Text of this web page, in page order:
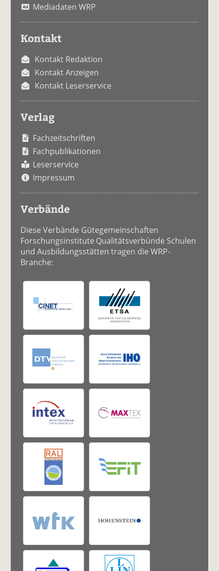
Mediadaten WRP
Kontakt
Kontakt Redaktion
Kontakt Anzeigen
Kontakt Leserservice
Verlag
Fachzeitschriften
Fachpublikationen
Leserservice
Impressum
Verbände
Diese Verbände Gütegemeinschaften
Forschungsinstitute Qualitätsverbünde Schulen
und Ausbildungsstätten tragen die WRP-
Branche: